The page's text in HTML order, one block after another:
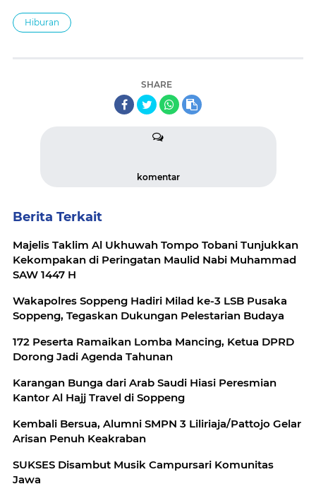
Hiburan
SHARE
komentar
Berita Terkait
Majelis Taklim Al Ukhuwah Tompo Tobani Tunjukkan
Kekompakan di Peringatan Maulid Nabi Muhammad
SAW 1447 H
Wakapolres Soppeng Hadiri Milad ke-3 LSB Pusaka
Soppeng, Tegaskan Dukungan Pelestarian Budaya
172 Peserta Ramaikan Lomba Mancing, Ketua DPRD
Dorong Jadi Agenda Tahunan
Karangan Bunga dari Arab Saudi Hiasi Peresmian
Kantor Al Hajj Travel di Soppeng
Kembali Bersua, Alumni SMPN 3 Liliriaja/Pattojo Gelar
Arisan Penuh Keakraban
SUKSES Disambut Musik Campursari Komunitas
Jawa